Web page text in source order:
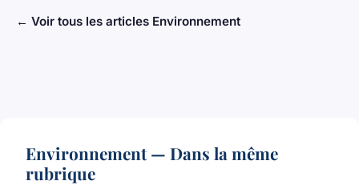
← Voir tous les articles Environnement
Environnement — Dans la même
rubrique